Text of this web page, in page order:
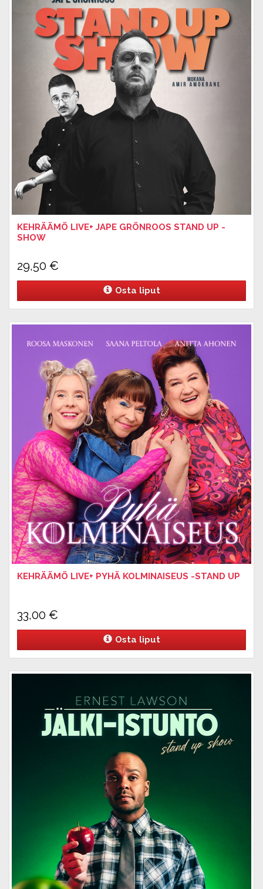
KEHRÄÄMÖ LIVE+ JAPE GRÖNROOS STAND UP -
SHOW
29,50 €
Osta liput
KEHRÄÄMÖ LIVE+ PYHÄ KOLMINAISEUS -STAND UP
33,00 €
Osta liput